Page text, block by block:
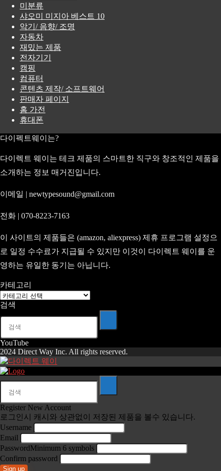
미분류
샤오미 미지아 베스트 10
악기/ 음향/ 조명
자동차
재밌는 제품
전자기기
캠핑
컴퓨터
콘텐츠 제작/ 소프트웨어
판매자 페이지
홈 가전
휴대폰
다이펙트웨이는?
다이렉트 웨이는 테크 제품의 스마트한 직구와 창조적인 제품을
소개하는 정보 매거진입니다.
이메일 | newtypesound@gmail.com
전화 | 070-8223-7163
이 사이트의 제품들은 (amazon, aliexpress) 제휴 프로그램 설정으
로 일정 수수료가 지급될 수 있지만 이것이 다이렉트 웨이를 운
영하는 유일한 동기는 아닙니다.
카테고리
카
테
고
검색
YouTube
2024 Direct Way Inc. All rights reserved.
Register New Account
로그인시 캐시와 상관없이 저장된 제품을 볼수 있습니다.
Username
Email
PasswordMinimum 6 symbols
Confirm password
Sign up